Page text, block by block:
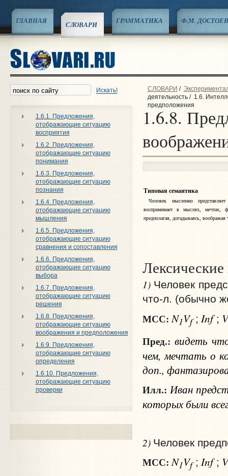
ГЛАВНАЯ СЛОВАРИ ГРАММАТИКА Ф.М.
Искать!
1.6.1. Предложения,
отображающие ситуацию
восприятия
1.6.2. Предложения,
отображающие ситуацию
понимания
1.6.3. Предложения,
отображающие ситуацию
познания
1.6.4. Предложения,
отображающие ситуацию
мышления
1.6.5. Предложения,
отображающие ситуацию
сравнения и сопоставления
1.6.6. Предложения,
отображающие ситуацию
выбора
1.6.7. Предложения,
отображающие ситуацию
решения
1.6.8. Предложения,
отображающие ситуацию
воображения и предположения
1.6.9. Предложения,
отображающие ситуацию
определения
1.6.10. Предложения,
отображающие ситуацию
проверки
СЛОВАРИ /
деятельность/ 1.6.
предположения
1.6.8.
Типовая семантика
Человек мысленно представляет
воспринимает в мыслях, мечтах,
предполагая, догадываясь, воображая
1) Человек
что‑л. (обычно
МСС: N1Vf; Inf; V
Пред.: видеть
чем, мечтать о
доп.,
Илл.: Иван
которых были
2) Человек
МСС: N1Vf; Inf; V